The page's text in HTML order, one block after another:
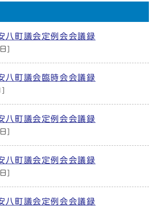
八町議会定例会会議録
]
八町議会臨時会会議録
]
八町議会定例会会議録
]
八町議会定例会会議録
]
八町議会定例会会議録